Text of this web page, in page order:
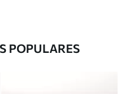
POPULARES